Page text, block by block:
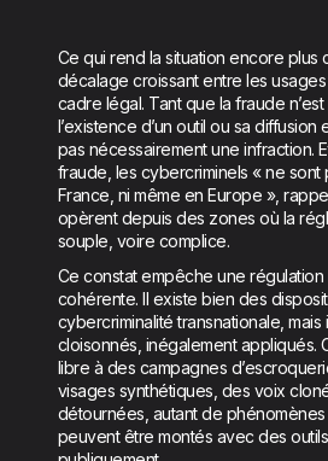
Ce qui rend la situation encore plus
décalage croissant entre les
cadre légal. Tant que la fraude
l’existence d’un outil ou sa
pas nécessairement une infraction.
fraude, les cybercriminels « ne sont
France, ni même en Europe »,
opèrent depuis des zones où la
souple, voire complice.
Ce constat empêche une régulation
cohérente. Il existe bien des
cybercriminalité transnationale, mais
cloisonnés, inégalement appliqués.
libre à des campagnes
visages synthétiques, des voix
détournées, autant de phénomènes
peuvent être montés avec des